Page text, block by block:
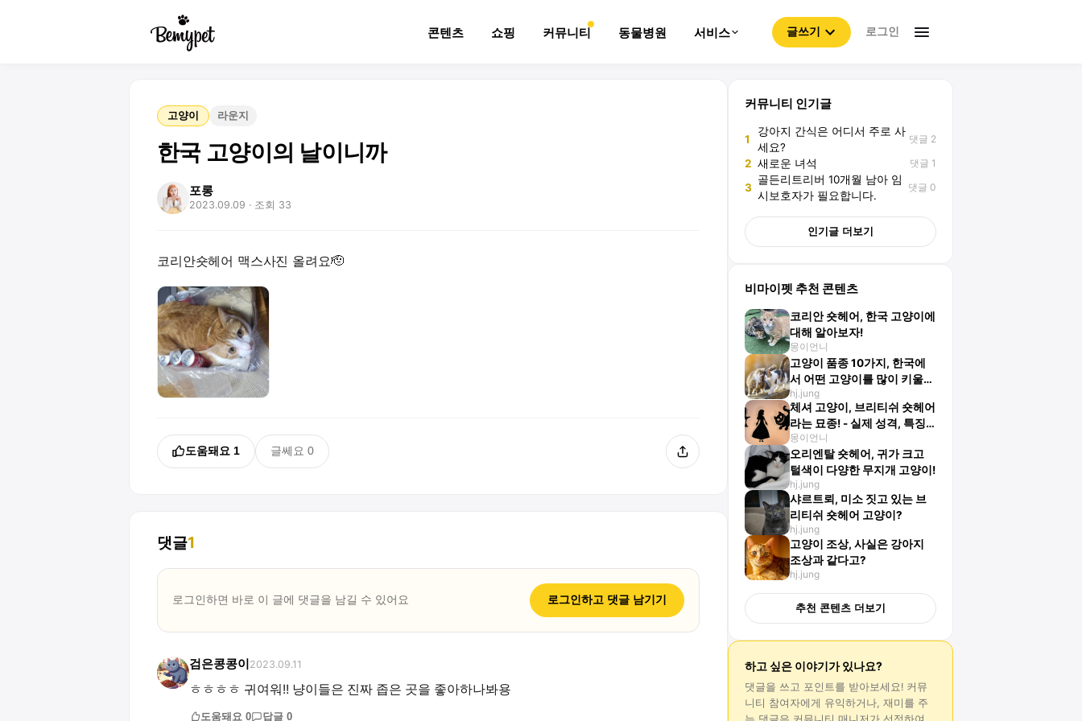
콘텐츠 쇼핑 커뮤니티 동물병원 서비스 글쓰기 로그인
고양이 라운지
한국 고양이의 날이니까
포롱
2023.09.09 · 조회 33
코리안숏헤어 맥스사진 올려요🫡
도움돼요 1 글쎄요 0
댓글1
로그인하면 바로 이 글에 댓글을 남길 수 있어요 로그인하고 댓글 남기기
검은콩콩이 2023.09.11
ㅎㅎㅎㅎ 귀여워!! 냥이들은 진짜 좁은 곳을 좋아하나봐용
도움돼요 0 답글 0
커뮤니티 인기글
1
강아지 간식은 어디서 주로 사
세요?
댓글 2
2 새로운 녀석 댓글 1
3
골든리트리버 10개월 남아 임
시보호자가 필요합니다.
댓글 0
인기글 더보기
비마이펫 추천 콘텐츠
코리안 숏헤어, 한국 고양이에
대해 알아보자!
몽이언니
고양이 품종 10가지, 한국에
서 어떤 고양이를 많이 키울
까?
hj.jung
체셔 고양이, 브리티쉬 숏헤어
라는 묘종! - 실제 성격, 특징
은?
몽이언니
오리엔탈 숏헤어, 귀가 크고
털색이 다양한 무지개 고양이!
hj.jung
샤르트뢰, 미소 짓고 있는 브
리티쉬 숏헤어 고양이?
hj.jung
고양이 조상, 사실은 강아지
조상과 같다고?
hj.jung
추천 콘텐츠 더보기
하고 싶은 이야기가 있나요?
댓글을 쓰고 포인트를 받아보세요! 커뮤
니티 참여자에게 유익하거나, 재미를 주